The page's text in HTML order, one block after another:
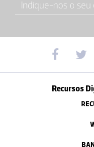
Recursos